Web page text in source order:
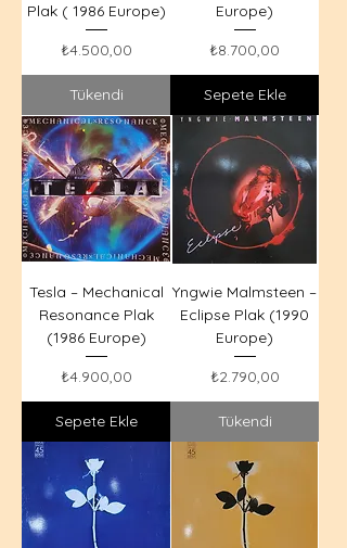
Plak ( 1986 Europe)
Fiyat
₺4.500,00
Tükendi
Europe)
Fiyat
₺8.700,00
Sepete Ekle
Tesla – Mechanical
Resonance Plak
(1986 Europe)
Fiyat
₺4.900,00
Sepete Ekle
Yngwie Malmsteen –
Eclipse Plak (1990
Europe)
Fiyat
₺2.790,00
Tükendi